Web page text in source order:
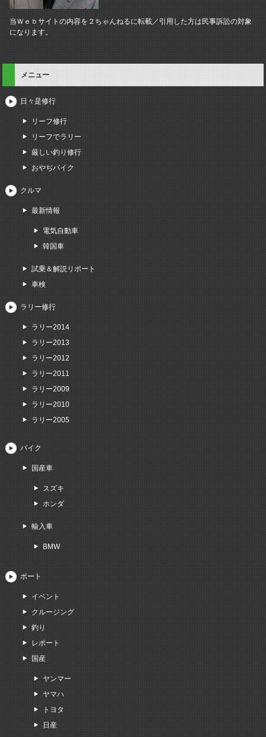
当Ｗｅｂサイトの内容を２ちゃんねるに転載／引用した方は民事訴訟の対象
になります。
メニュー
日々是修行
リーフ修行
リーフでラリー
厳しい釣り修行
おやぢバイク
クルマ
最新情報
電気自動車
韓国車
試乗＆解説リポート
車検
ラリー修行
ラリー2014
ラリー2013
ラリー2012
ラリー2011
ラリー2009
ラリー2010
ラリー2005
バイク
国産車
スズキ
ホンダ
輸入車
BMW
ボート
イベント
クルージング
釣り
レポート
国産
ヤンマー
ヤマハ
トヨタ
日産